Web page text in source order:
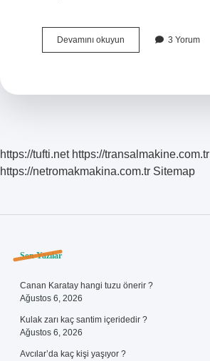
Devamını okuyunHegemonya
Kavramı
3 Yorum
https://tufti.net https://transalmakine.com.tr
https://netromakmakina.com.tr Sitemap
Sidebar
Son Yazılar
Canan Karatay hangi tuzu önerir ?
Ağustos 6, 2026
Kulak zarı kaç santim içeridedir ?
Ağustos 6, 2026
Avcılar’da kaç kişi yaşıyor ?